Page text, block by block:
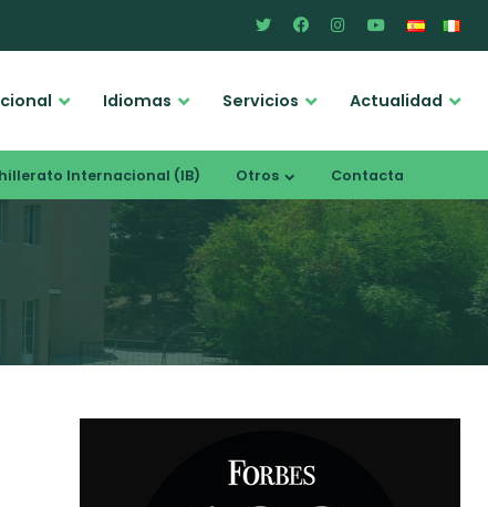
Idiomas Servicios Actualidad
Internacional (IB) Otros Contacta